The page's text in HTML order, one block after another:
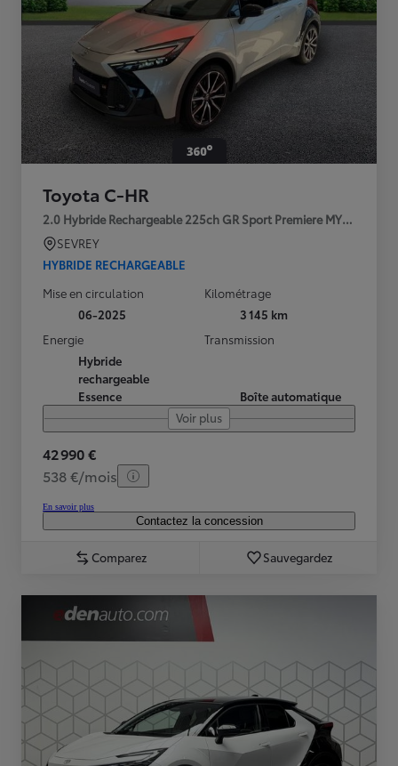
Toyota C-HR
2.0 Hybride Rechargeable 225ch GR Sport Premiere MY25
SEVREY
HYBRIDE RECHARGEABLE
Mise en circulation
06-2025
Kilométrage
3 145 km
Energie
Hybride
rechargeable
Essence
Transmission
Boîte automatique
Voir plus
42 990 €
538 €/mois
En savoir plus
Contactez la concession
Comparez Sauvegardez